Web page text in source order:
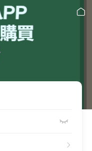


